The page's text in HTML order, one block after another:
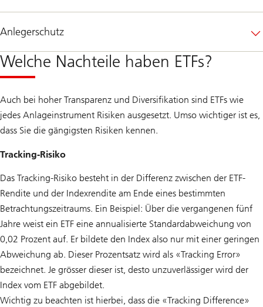
Anlegerschutz
Welche Nachteile haben ETFs?
Auch bei hoher Transparenz und Diversifikation sind ETFs wie
jedes Anlageinstrument Risiken ausgesetzt. Umso wichtiger ist es,
dass Sie die gängigsten Risiken kennen.
Tracking-Risiko
Das Tracking-Risiko besteht in der Differenz zwischen der ETF-
Rendite und der Indexrendite am Ende eines bestimmten
Betrachtungszeitraums. Ein Beispiel: Über die vergangenen fünf
Jahre weist ein ETF eine annualisierte Standardabweichung von
0,02 Prozent auf. Er bildete den Index also nur mit einer geringen
Abweichung ab. Dieser Prozentsatz wird als «Tracking Error»
bezeichnet. Je grösser dieser ist, desto unzuverlässiger wird der
Index vom ETF abgebildet.
Wichtig zu beachten ist hierbei, dass die «Tracking Difference»